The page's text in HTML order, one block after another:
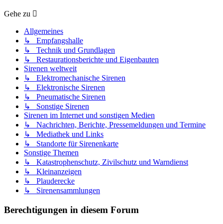
Gehe zu
Allgemeines
↳ Empfangshalle
↳ Technik und Grundlagen
↳ Restaurationsberichte und Eigenbauten
Sirenen weltweit
↳ Elektromechanische Sirenen
↳ Elektronische Sirenen
↳ Pneumatische Sirenen
↳ Sonstige Sirenen
Sirenen im Internet und sonstigen Medien
↳ Nachrichten, Berichte, Pressemeldungen und Termine
↳ Mediathek und Links
↳ Standorte für Sirenenkarte
Sonstige Themen
↳ Katastrophenschutz, Zivilschutz und Warndienst
↳ Kleinanzeigen
↳ Plauderecke
↳ Sirenensammlungen
Berechtigungen in diesem Forum